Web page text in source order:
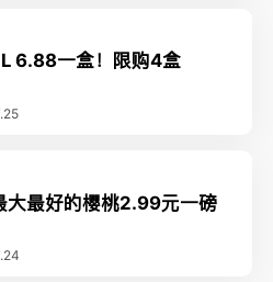
6.88一盒！限购4盒
大最好的樱桃2.99元一磅